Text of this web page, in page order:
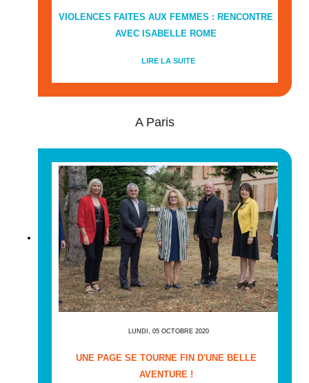
VIOLENCES FAITES AUX FEMMES : RENCONTRE
AVEC ISABELLE ROME
LIRE LA SUITE
A Paris
LUNDI, 05 OCTOBRE 2020
UNE PAGE SE TOURNE FIN D'UNE BELLE
AVENTURE !